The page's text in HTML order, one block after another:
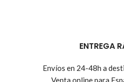
ENTREGA
Envíos en 24-48h a
Venta online para